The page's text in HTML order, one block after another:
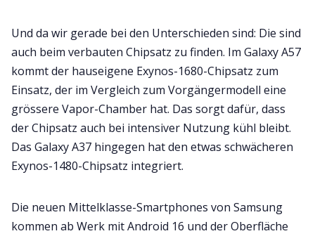
Und da wir gerade bei den Unterschieden sind: Die sind
auch beim verbauten Chipsatz zu finden. Im Galaxy A57
kommt der hauseigene Exynos-1680-Chipsatz zum
Einsatz, der im Vergleich zum Vorgängermodell eine
grössere Vapor-Chamber hat. Das sorgt dafür, dass
der Chipsatz auch bei intensiver Nutzung kühl bleibt.
Das Galaxy A37 hingegen hat den etwas schwächeren
Exynos-1480-Chipsatz integriert.
Die neuen Mittelklasse-Smartphones von Samsung
kommen ab Werk mit Android 16 und der Oberfläche